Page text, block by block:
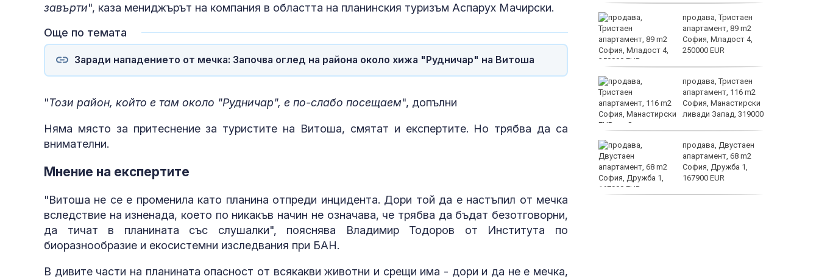
завърти", каза мениджърът на компания в областта на планинския туризъм Аспарух Мачирски.
Още по темата
Заради нападението от мечка: Започва оглед на района около хижа "Рудничар" на Витоша
"Този район, който е там около "Рудничар", е по-слабо посещаем", допълни
Няма място за притеснение за туристите на Витоша, смятат и експертите. Но трябва да са
внимателни.
Мнение на експертите
"Витоша не се е променила като планина отпреди инцидента. Дори той да е настъпил от мечка
вследствие на изненада, което по никакъв начин не означава, че трябва да бъдат безотговорни,
да тичат в планината със слушалки", пояснява Владимир Тодоров от Института по
биоразнообразие и екосистемни изследвания при БАН.
В дивите части на планината опасност от всякакви животни и срещи има - дори и да не е мечка,
Украйна
руски войник облечен
продава, Тристаен
апартамент, 89 m2
София, Младост 4,
250000 EUR
продава, Тристаен
апартамент, 116 m2
София, Манастирски
ливади Запад, 319000
EUR
продава, Двустаен
апартамент, 68 m2
София, Дружба 1,
167900 EUR